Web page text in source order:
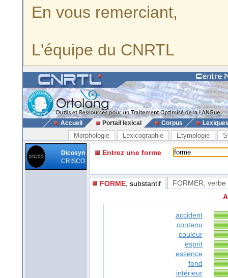
En vous remerciant,
L'équipe du CNRTL
Accueil Portail lexical Corpus
Morphologie Lexicographie Etymologie
Dicosyn
CRISCO
Entrez une forme
FORME , substantif FORMER , verbe
accident
contenu
couleur
esprit
essence
fond
intérieur